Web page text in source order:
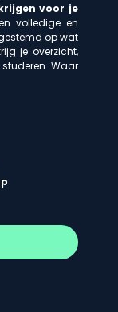
voor je
volledige en
op wat
je overzicht,
Waar